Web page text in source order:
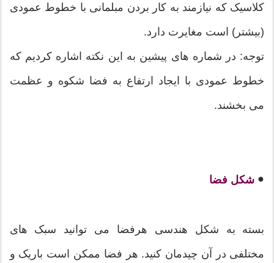
کلاسیک که نیازمند به کار بردن مبلمانی با خطوط عمودی
(بیشتر) است مغایرت دارد.
توجه: در شماره های پیشین به این نکته اشاره کردیم که
خطوط عمودی با ایجاد ارتفاع به فضا شکوه و عظمت
می بخشند.
● شکل فضا
بسته به شکل هندسی هرفضا می توانید سبک های
مختلفی در آن چیدمان کنید. هر فضا ممکن است باریک و